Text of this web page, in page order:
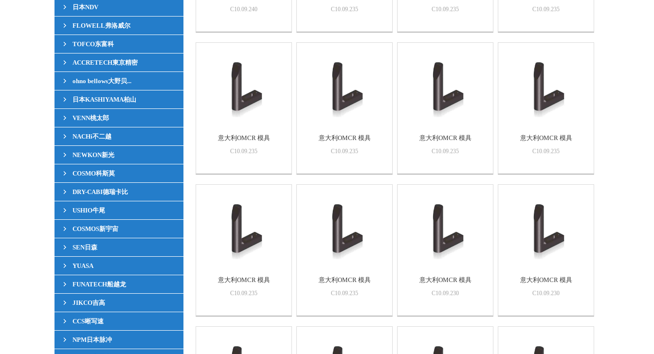
日本NDV
FLOWELL弗洛威尔
TOFCO东富科
ACCRETECH東京精密
ohno bellows大野贝...
日本KASHIYAMA柏山
VENN桃太郎
NACHi不二越
NEWKON新光
COSMO科斯莫
DRY-CABI德瑞卡比
USHIO牛尾
COSMOS新宇宙
SEN日森
YUASA
FUNATECH船越龙
JIKCO吉高
CCS晰写速
NPM日本脉冲
C10.09.240 C10.09.235 C10.09.235 C10.09.235
意大利OMCR 模具
C10.09.235
意大利OMCR 模具
C10.09.235
意大利OMCR 模具
C10.09.235
意大利OMCR 模具
C10.09.235
意大利OMCR 模具
C10.09.235
意大利OMCR 模具
C10.09.235
意大利OMCR 模具
C10.09.230
意大利OMCR 模具
C10.09.230